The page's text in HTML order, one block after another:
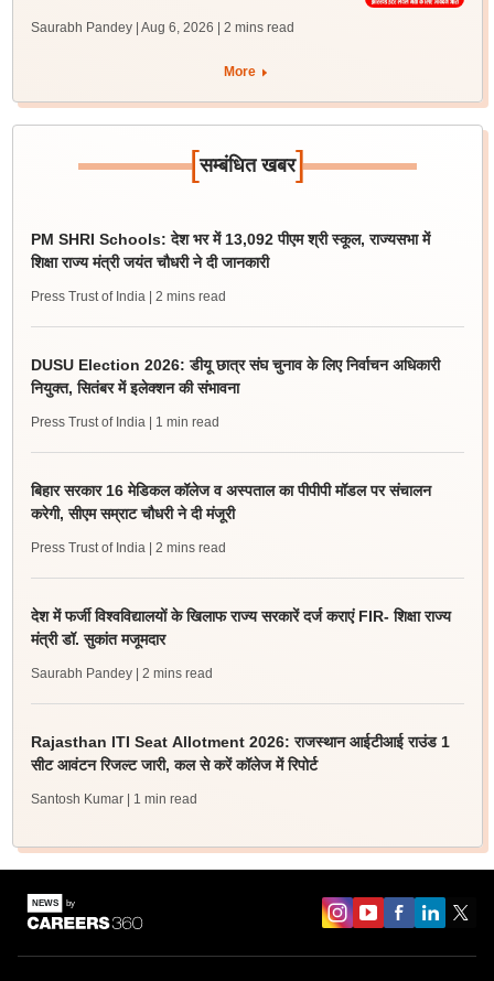
Saurabh Pandey | Aug 6, 2026 | 2 mins read
More
[सम्बंधित खबर]
PM SHRI Schools: देश भर में 13,092 पीएम श्री स्कूल, राज्यसभा में
शिक्षा राज्य मंत्री जयंत चौधरी ने दी जानकारी
Press Trust of India | 2 mins read
DUSU Election 2026: डीयू छात्र संघ चुनाव के लिए निर्वाचन अधिकारी
नियुक्त, सितंबर में इलेक्शन की संभावना
Press Trust of India | 1 min read
बिहार सरकार 16 मेडिकल कॉलेज व अस्पताल का पीपीपी मॉडल पर संचालन
करेगी, सीएम सम्राट चौधरी ने दी मंजूरी
Press Trust of India | 2 mins read
देश में फर्जी विश्वविद्यालयों के खिलाफ राज्य सरकारें दर्ज कराएं FIR- शिक्षा राज्य
मंत्री डॉ. सुकांत मजूमदार
Saurabh Pandey | 2 mins read
Rajasthan ITI Seat Allotment 2026: राजस्थान आईटीआई राउंड 1
सीट आवंटन रिजल्ट जारी, कल से करें कॉलेज में रिपोर्ट
Santosh Kumar | 1 min read